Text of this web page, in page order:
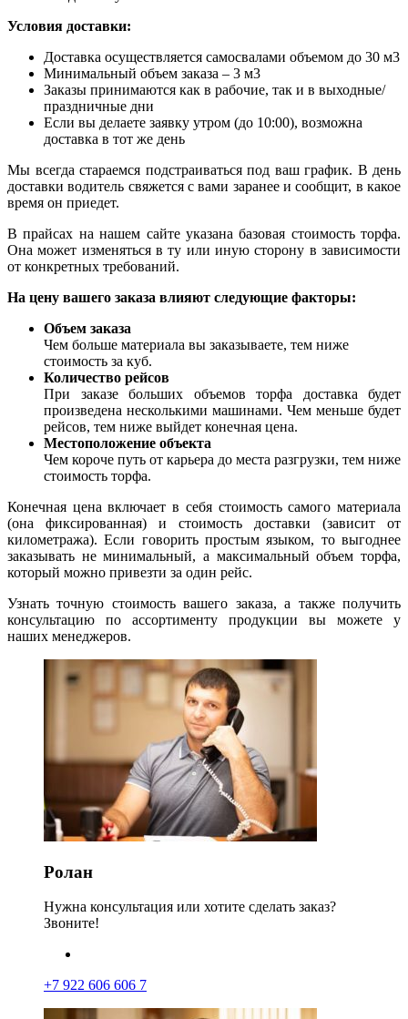
Условия доставки:
Доставка осуществляется самосвалами объемом до 30 м3
Минимальный объем заказа – 3 м3
Заказы принимаются как в рабочие, так и в выходные/
праздничные дни
Если вы делаете заявку утром (до 10:00), возможна
доставка в тот же день
Мы всегда стараемся подстраиваться под ваш график. В день
доставки водитель свяжется с вами заранее и сообщит, в какое
время он приедет.
В прайсах на нашем сайте указана базовая стоимость торфа.
Она может изменяться в ту или иную сторону в зависимости
от конкретных требований.
На цену вашего заказа влияют следующие факторы:
Объем заказа
Чем больше материала вы заказываете, тем ниже
стоимость за куб.
Количество рейсов
При заказе больших объемов торфа доставка будет
произведена несколькими машинами. Чем меньше будет
рейсов, тем ниже выйдет конечная цена.
Местоположение объекта
Чем короче путь от карьера до места разгрузки, тем ниже
стоимость торфа.
Конечная цена включает в себя стоимость самого материала
(она фиксированная) и стоимость доставки (зависит от
километража). Если говорить простым языком, то выгоднее
заказывать не минимальный, а максимальный объем торфа,
который можно привезти за один рейс.
Узнать точную стоимость вашего заказа, а также получить
консультацию по ассортименту продукции вы можете у
наших менеджеров.
Ролан
Нужна консультация или хотите сделать заказ?
Звоните!
+7 922 606 606 7